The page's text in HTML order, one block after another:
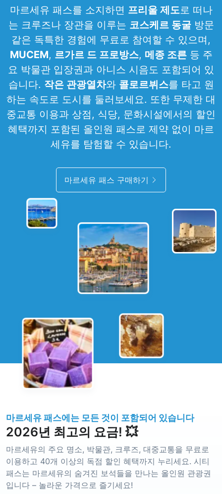
마르세유 패스를 소지하면 프리울 제도로 떠나
는 크루즈나 장관을 이루는 코스케르 동굴방문
같은 독특한 경험에 무료로 참여할 수 있으며,
MUCEM, 르가르 드 프로방스, 메종 조른등 주
요 박물관 입장권과 아니스 시음도 포함되어 있
습니다. 작은 관광열차와 콜로르뷔스를 타고 원
하는 속도로 도시를 둘러보세요. 또한 무제한 대
중교통 이용과 상점, 식당, 문화시설에서의 할인
혜택까지 포함된 올인원 패스로 제약 없이 마르
세유를 탐험할 수 있습니다.
마르세유 패스 구매하기
마르세유 패스에는 모든 것이 포함되어 있습니다
2026년 최고의 요금! 💥
마르세유의 주요 명소, 박물관, 크루즈, 대중교통을 무료로
이용하고 40개 이상의 독점 할인 혜택까지 누리세요. 시티
패스는 마르세유의 숨겨진 보석들을 만나는 올인원 관광권
입니다 – 놀라운 가격으로 즐기세요!